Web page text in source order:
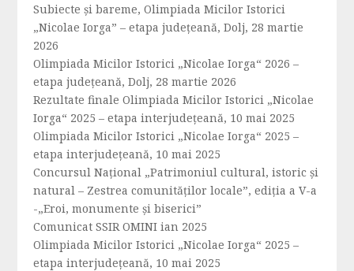
Subiecte și bareme, Olimpiada Micilor Istorici
„Nicolae Iorga” – etapa județeană, Dolj, 28 martie
2026
Olimpiada Micilor Istorici „Nicolae Iorga“ 2026 –
etapa județeană, Dolj, 28 martie 2026
Rezultate finale Olimpiada Micilor Istorici „Nicolae
Iorga“ 2025 – etapa interjudețeană, 10 mai 2025
Olimpiada Micilor Istorici „Nicolae Iorga“ 2025 –
etapa interjudețeană, 10 mai 2025
Concursul Național „Patrimoniul cultural, istoric și
natural – Zestrea comunităților locale”, ediția a V-a
-„Eroi, monumente și biserici”
Comunicat SSIR OMINI ian 2025
Olimpiada Micilor Istorici „Nicolae Iorga“ 2025 –
etapa interjudeţeană, 10 mai 2025